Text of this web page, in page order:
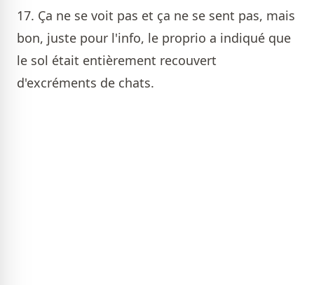
17. Ça ne se voit pas et ça ne se sent pas, mais
bon, juste pour l'info, le proprio a indiqué que
le sol était entièrement recouvert
d'excréments de chats.